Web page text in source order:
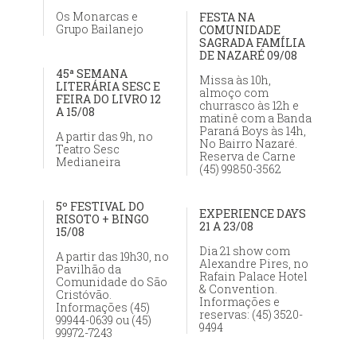
Os Monarcas e
Grupo Bailanejo
FESTA NA
COMUNIDADE
SAGRADA FAMÍLIA
DE NAZARÉ 09/08
Missa às 10h,
almoço com
churrasco às 12h e
matinê com a Banda
Paraná Boys às 14h,
No Bairro Nazaré.
Reserva de Carne
(45) 99850-3562
45ª SEMANA
LITERÁRIA SESC E
FEIRA DO LIVRO 12
A 15/08
A partir das 9h, no
Teatro Sesc
Medianeira
5º FESTIVAL DO
RISOTO + BINGO
15/08
A partir das 19h30, no
Pavilhão da
Comunidade do São
Cristóvão.
Informações (45)
99944-0639 ou (45)
99972-7243
EXPERIENCE DAYS
21 A 23/08
Dia 21 show com
Alexandre Pires, no
Rafain Palace Hotel
& Convention.
Informações e
reservas: (45) 3520-
9494